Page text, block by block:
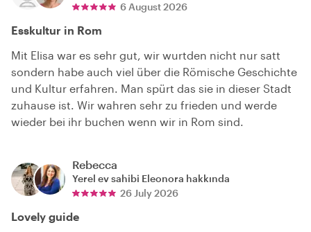
6 August 2026
Esskultur in Rom
Mit Elisa war es sehr gut, wir wurtden nicht nur satt
sondern habe auch viel über die Römische Geschichte
und Kultur erfahren. Man spürt das sie in dieser Stadt
zuhause ist. Wir wahren sehr zu frieden und werde
wieder bei ihr buchen wenn wir in Rom sind.
Rebecca
Yerel ev sahibi Eleonora hakkında
26 July 2026
Lovely guide